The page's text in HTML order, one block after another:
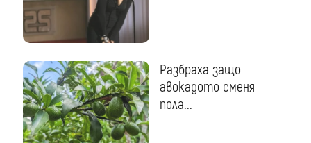
Разбраха защо
авокадото сменя
пола...